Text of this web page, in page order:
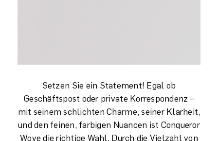
Setzen Sie ein Statement! Egal ob
Geschäftspost oder private Korrespondenz –
mit seinem schlichten Charme, seiner Klarheit,
und den feinen, farbigen Nuancen ist Conqueror
Wove die richtige Wahl. Durch die Vielzahl von